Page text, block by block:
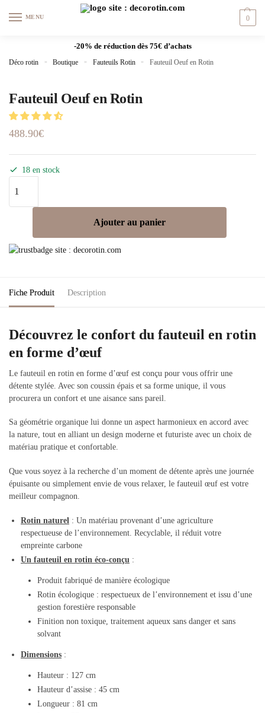
MENU 0
-20% de réduction dès 75€ d’achats
Déco rotin » Boutique » Fauteuils Rotin » Fauteuil Oeuf en Rotin
Fauteuil Oeuf en Rotin
488.90€
18 en stock
de
Fauteuil
Rotin
Ajouter au panier
Fiche Produit Description
Découvrez le confort du fauteuil en rotin
en forme d’œuf
Le fauteuil en rotin en forme d’œuf est conçu pour vous offrir une
détente stylée. Avec son coussin épais et sa forme unique, il vous
procurera un confort et une aisance sans pareil.
Sa géométrie organique lui donne un aspect harmonieux en accord avec
la nature, tout en alliant un design moderne et futuriste avec un choix de
matériau pratique et confortable.
Que vous soyez à la recherche d’un moment de détente après une journée
épuisante ou simplement envie de vous relaxer, le fauteuil œuf est votre
meilleur compagnon.
Rotin naturel : Un matériau provenant d’une agriculture
respectueuse de l’environnement. Recyclable, il réduit votre
empreinte carbone
Un fauteuil en rotin éco-conçu :
Produit fabriqué de manière écologique
Rotin écologique : respectueux de l’environnement et issu d’une
gestion forestière responsable
Finition non toxique, traitement aqueux sans danger et sans
solvant
Dimensions :
Hauteur : 127 cm
Hauteur d’assise : 45 cm
Longueur : 81 cm